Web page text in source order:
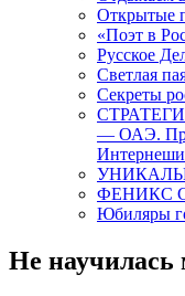
Открытые
«Поэт в
Русское
Светлая
Секреты
— ОАЭ.
ФЕНИКС
Юбиляры
Не